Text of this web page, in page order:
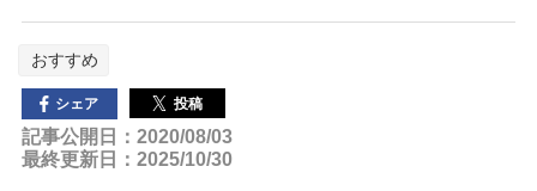
おすすめ
シェア 投稿
記事公開日：2020/08/03
最終更新日：2025/10/30